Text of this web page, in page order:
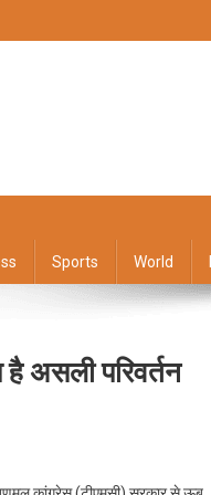
Sports World
असली परिवर्तन